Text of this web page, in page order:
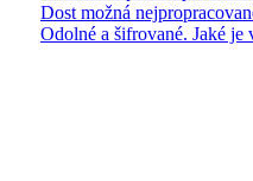
Dost možná
Odolné a šifrované. Jaké je